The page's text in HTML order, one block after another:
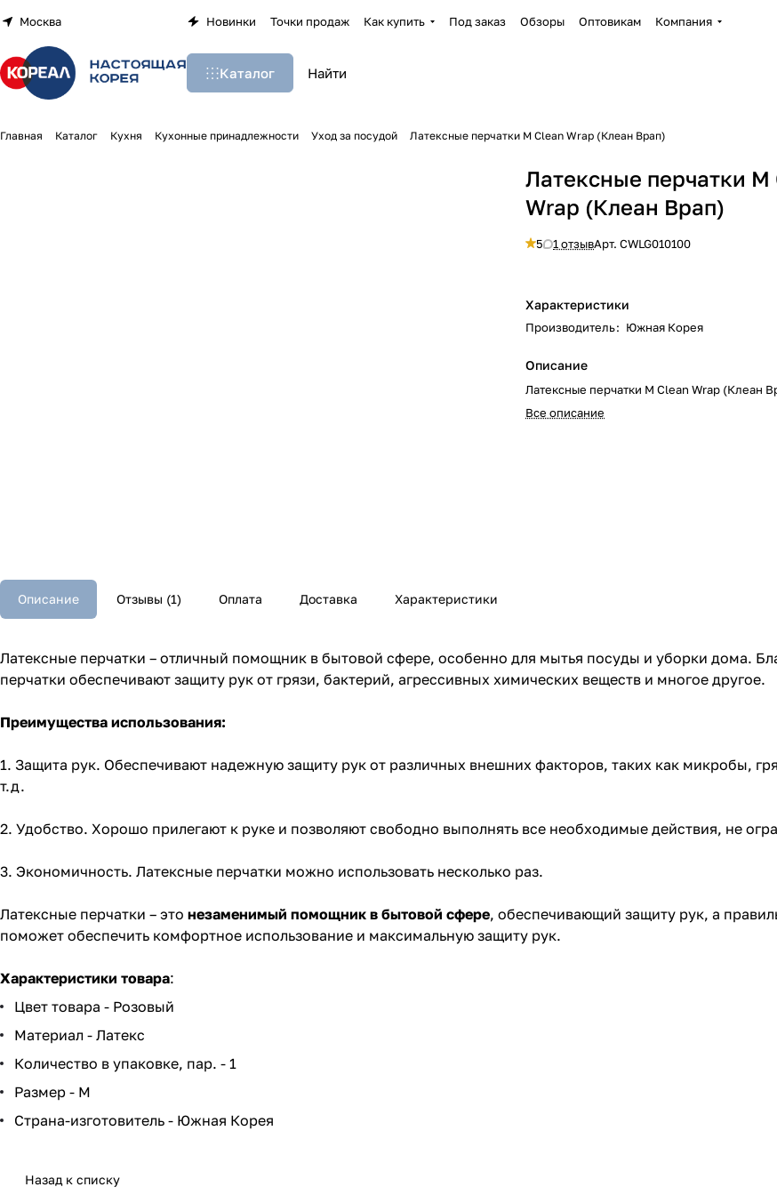
Москва Новинки Точки продаж Как купить Под заказ Обзоры Оптовикам Компания
Каталог
Главная Каталог Кухня Кухонные принадлежности Уход за посудой Латексные перчатки М Clean Wrap (Клеан Врап)
Латексные перчатки М
Wrap (Клеан Врап)
5 1 отзывАрт.CWLG010100
Характеристики
Производитель: Южная Корея
Описание
Латексные перчатки М Clean Wrap (Клеан
Все описание
Описание Отзывы (1) Оплата Доставка Характеристики
Латексные перчатки – отличный помощник в бытовой сфере, особенно для мытья посуды и уборки дома.
перчатки обеспечивают защиту рук от грязи, бактерий, агрессивных химических веществ и многое другое.
Преимущества использования:
1. Защита рук. Обеспечивают надежную защиту рук от различных внешних факторов, таких как микробы,
т.д.
2. Удобство. Хорошо прилегают к руке и позволяют свободно выполнять все необходимые действия, не
3. Экономичность. Латексные перчатки можно использовать несколько раз.
Латексные перчатки – это незаменимый помощник в бытовой сфере, обеспечивающий защиту рук, а
поможет обеспечить комфортное использование и максимальную защиту рук.
Характеристики товара:
Цвет товара - Розовый
Материал - Латекс
Количество в упаковке, пар. - 1
Размер - M
Страна-изготовитель - Южная Корея
Назад к списку